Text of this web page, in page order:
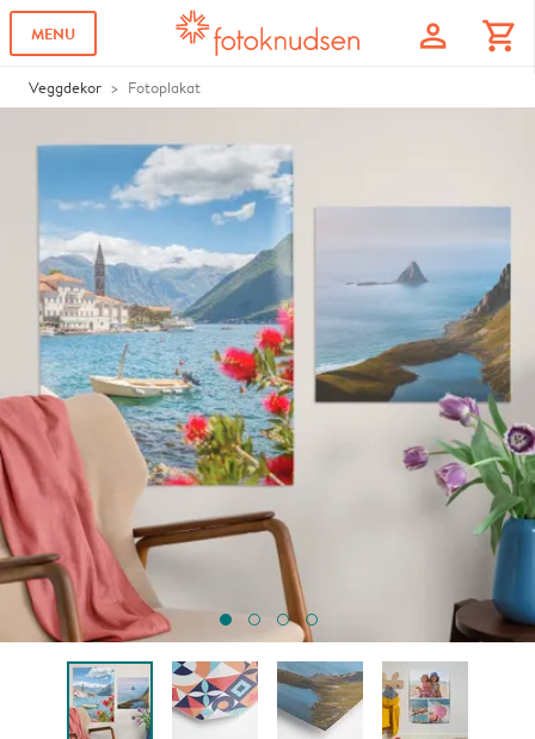
MENU profile shopping_cart
Veggdekor Fotoplakat